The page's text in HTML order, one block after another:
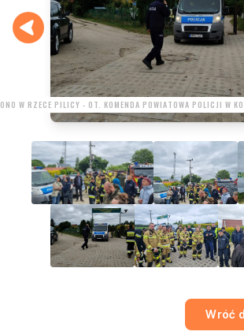
W RZECE PILICY - OT. KOMENDA POWIATOWA POLICJI W
Wróć